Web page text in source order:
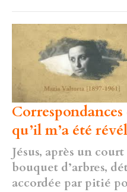
qu’il m’a été
Jésus, après un
bouquet d’arbres,
accordée par pitié